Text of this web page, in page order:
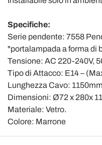
Specifiche:
Serie pendente: 7558
"portalampada a forma di
Tensione: AC 220-240V,
Tipo di Attacco: E14 –
Lunghezza Cavo: 1150mm
Dimensioni: Ø72 x 280x
Materiale: Vetro.
Colore: Marrone